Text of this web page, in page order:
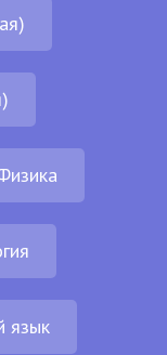
язык